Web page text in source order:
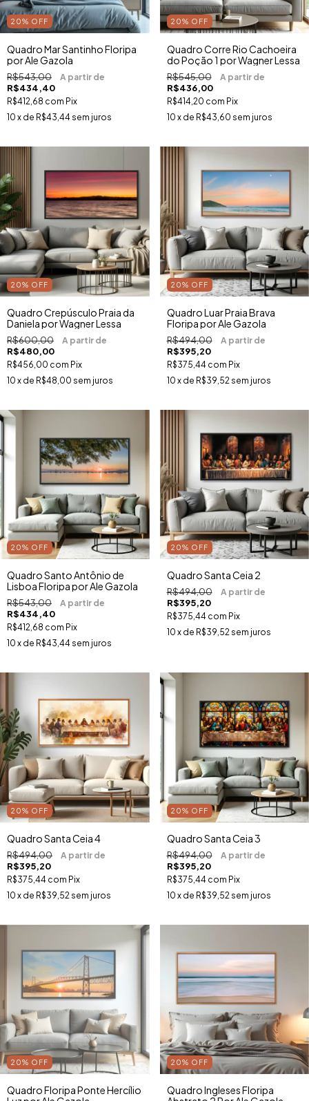
20% OFF
Quadro Mar Santinho Floripa
por Ale Gazola
R$543,00
R$434,40
R$412,68 com Pix
10 x de R$43,44 sem juros
20% OFF
Quadro Corre Rio Cachoeira
do Poção 1 por Wagner Lessa
R$545,00
R$436,00
R$414,20 com Pix
10 x de R$43,60 sem juros
20% OFF
Quadro Crepúsculo Praia da
Daniela por Wagner Lessa
R$600,00
R$480,00
R$456,00 com Pix
10 x de R$48,00 sem juros
20% OFF
Quadro Luar Praia Brava
Floripa por Ale Gazola
R$494,00
R$395,20
R$375,44 com Pix
10 x de R$39,52 sem juros
20% OFF
Quadro Santo Antônio de
Lisboa Floripa por Ale Gazola
R$543,00
R$434,40
R$412,68 com Pix
10 x de R$43,44 sem juros
20% OFF
Quadro Santa Ceia 2
R$494,00
R$395,20
R$375,44 com Pix
10 x de R$39,52 sem juros
20% OFF
Quadro Santa Ceia 4
R$494,00
R$395,20
R$375,44 com Pix
10 x de R$39,52 sem juros
20% OFF
Quadro Santa Ceia 3
R$494,00
R$395,20
R$375,44 com Pix
10 x de R$39,52 sem juros
20% OFF
Quadro Floripa Ponte Hercílio
20% OFF
Quadro Ingleses Floripa